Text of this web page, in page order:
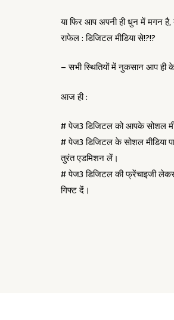
या फिर आप अपनी ही धुन में मगन
राफेल : डिजिटल मीडिया से!?!?
– सभी स्थितियों में नुकसान आप ही
आज ही :
# पेज3 डिजिटल को आपके सोशल
# पेज3 डिजिटल के सोशल मीडिया
तुरंत एडमिशन लें।
# पेज3 डिजिटल की फ्रेंचाइजी
गिफ्ट दें।